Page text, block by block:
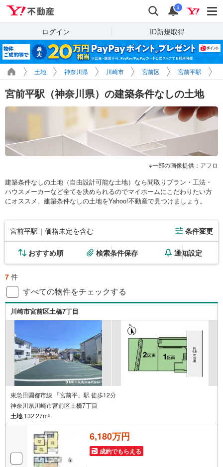
検索 通知
i
ログイン ID新規取得
土地 神奈川県 川崎市 宮前区 宮前平駅
宮前平駅（神奈川県）の建築条件なしの土地
一部の画像提供：アフロ
建築条件なしの土地（自由設計可能な土地）なら間取りプラン・工法・
ハウスメーカーなど全てを決められるのでマイホームにこだわりたい方
にオススメ。建築条件なしの土地をYahoo!不動産で見つけましょう。
宮前平駅｜価格未定を含む 条件変更
おすすめ順 検索条件保存 通知設定
7 件
すべての物件をチェックする
川崎市宮前区土橋7丁目
東急田園都市線 「宮前平」駅 徒歩12分
神奈川県川崎市宮前区土橋7丁目
土地132.27m2
6,180万円
成約でもらえる